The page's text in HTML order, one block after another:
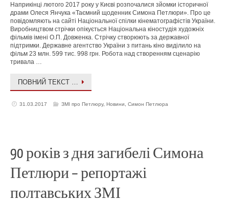
Наприкінці лютого 2017 року у Києві розпочалися зйомки історичної
драми Олеся Янчука «Таємний щоденник Симона Петлюри». Про це
повідомляють на сайті Національної спілки кінематографістів України.
Виробництвом стрічки опікується Національна кіностудія художніх
фільмів імені О.П. Довженка. Стрічку створюють за державної
підтримки. Державне агентство України з питань кіно виділило на
фільм 23 млн. 599 тис. 998 грн. Робота над створенням сценарію
тривала …
ПОВНИЙ ТЕКСТ …
31.03.2017 ЗМІ про Петлюру,Новини ,Симон Петлюра
90 років з дня загибелі Симона
Петлюри – репортажі
полтавських ЗМІ